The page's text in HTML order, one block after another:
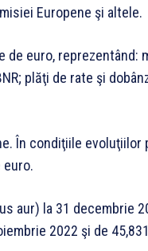
Europene şi altele.
de euro, reprezentând:
plăţi de rate şi
În condiţiile
euro.
aur) la 31 decembrie
2022 şi de